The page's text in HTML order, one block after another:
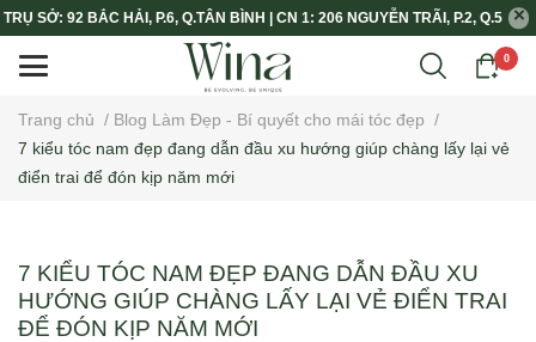
TRỤ SỞ: 92 BẮC HẢI, P.6, Q.TÂN BÌNH | CN 1: 206 NGUYỄN TRÃI, P.2, Q.5
0
Trang chủ / Blog Làm Đẹp - Bí quyết cho mái tóc đẹp /
7 kiểu tóc nam đẹp đang dẫn đầu xu hướng giúp chàng lấy lại vẻ
điển trai để đón kịp năm mới
7 KIỂU TÓC NAM ĐẸP ĐANG DẪN ĐẦU XU
HƯỚNG GIÚP CHÀNG LẤY LẠI VẺ ĐIỂN TRAI
ĐỂ ĐÓN KỊP NĂM MỚI